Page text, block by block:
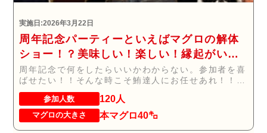
実施日:2026年3月22日
周年記念パーティーといえばマグロの解体
ショー！？美味しい！楽しい！縁起がい
い！
周年記念で何をしたらいいかわからない。参加者を喜
ばせたい！！そんな時こそ鮪達人にお任せあれ！！！
...
参加人数 120人
マグロの大きさ 本マグロ40㌔